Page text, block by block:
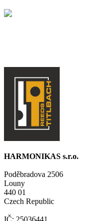
HARMONIKAS s.r.o.
Poděbradova 2506
Louny
440 01
Czech Republic
IČ: 25036441